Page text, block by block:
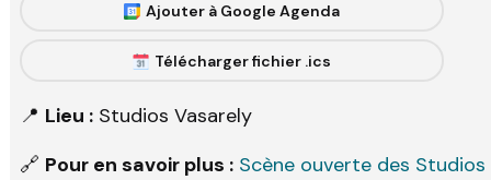
Ajouter à Google Agenda
Télécharger fichier .ics
📍 Lieu : Studios Vasarely
🔗 Pour en savoir plus : Scène ouverte des Studios